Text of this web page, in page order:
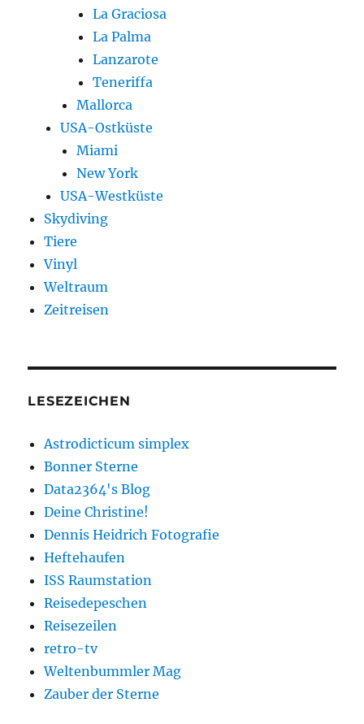
La Graciosa
La Palma
Lanzarote
Teneriffa
Mallorca
USA-Ostküste
Miami
New York
USA-Westküste
Skydiving
Tiere
Vinyl
Weltraum
Zeitreisen
LESEZEICHEN
Astrodicticum simplex
Bonner Sterne
Data2364's Blog
Deine Christine!
Dennis Heidrich Fotografie
Heftehaufen
ISS Raumstation
Reisedepeschen
Reisezeilen
retro-tv
Weltenbummler Mag
Zauber der Sterne